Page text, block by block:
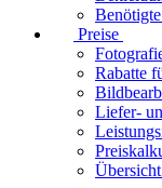
Preise
Rabatte
Liefer-